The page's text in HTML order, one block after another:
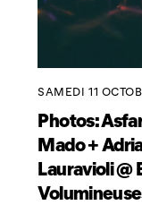
SAMEDI 11
Photos:
Mado +
Lauravioli @